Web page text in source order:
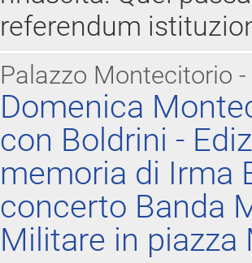
referendum
Palazzo Montecitorio
Domenica
con Boldrini -
memoria di Irma
concerto Banda
Militare in